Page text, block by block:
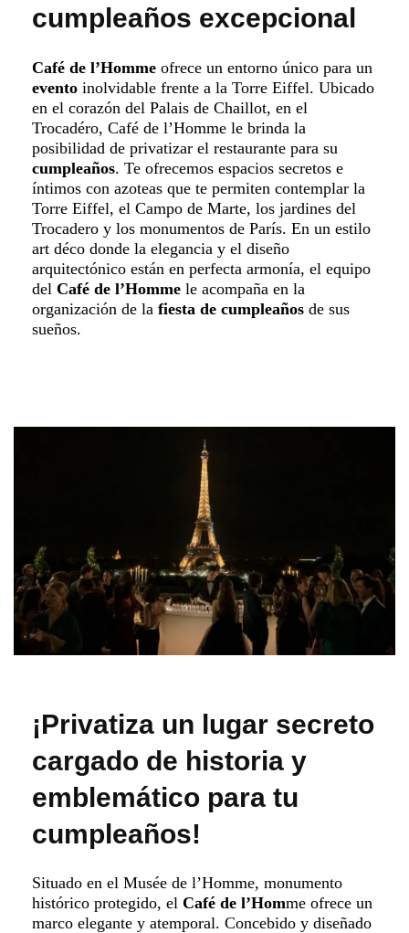
cumpleaños excepcional
Café de l’Homme ofrece un entorno único para un
evento inolvidable frente a la Torre Eiffel. Ubicado
en el corazón del Palais de Chaillot, en el
Trocadéro, Café de l’Homme le brinda la
posibilidad de privatizar el restaurante para su
cumpleaños. Te ofrecemos espacios secretos e
íntimos con azoteas que te permiten contemplar la
Torre Eiffel, el Campo de Marte, los jardines del
Trocadero y los monumentos de París. En un estilo
art déco donde la elegancia y el diseño
arquitectónico están en perfecta armonía, el equipo
del Café de l’Homme le acompaña en la
organización de la fiesta de cumpleaños de sus
sueños.
¡Privatiza un lugar secreto
cargado de historia y
emblemático para tu
cumpleaños!
Situado en el Musée de l’Homme, monumento
histórico protegido, el Café de l’Homme ofrece un
marco elegante y atemporal. Concebido y diseñado